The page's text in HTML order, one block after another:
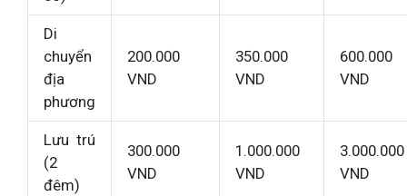
Di
chuyển
địa
phương
200.000
VND
350.000
VND
600.000
VND
Lưu trú
(2
đêm)
300.000
VND
1.000.000
VND
3.000.000
VND